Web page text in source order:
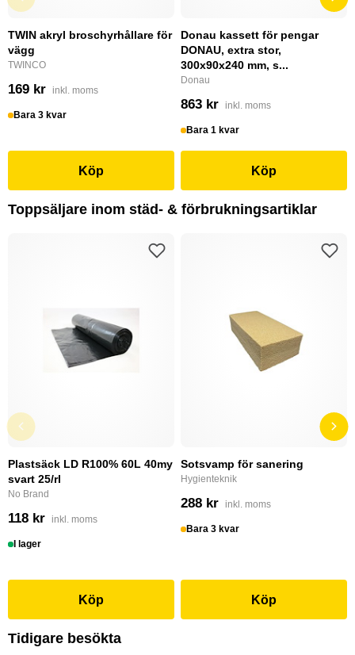
TWIN akryl broschyrhållare för
vägg
TWINCO
169 kr inkl. moms
Bara 3 kvar
Köp
Donau kassett för pengar
DONAU, extra stor,
300x90x240 mm, s...
Donau
863 kr inkl. moms
Bara 1 kvar
Köp
Toppsäljare inom städ- & förbrukningsartiklar
Plastsäck LD R100% 60L 40my
svart 25/rl
No Brand
118 kr inkl. moms
I lager
Köp
Sotsvamp för sanering
Hygienteknik
288 kr inkl. moms
Bara 3 kvar
Köp
Tidigare besökta